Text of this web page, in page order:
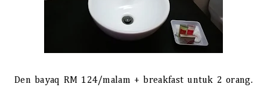
Den bayaq RM 124/malam + breakfast untuk 2 orang.